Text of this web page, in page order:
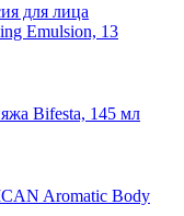
для лица
Emulsion, 13
Bifesta, 145 мл
Aromatic Body